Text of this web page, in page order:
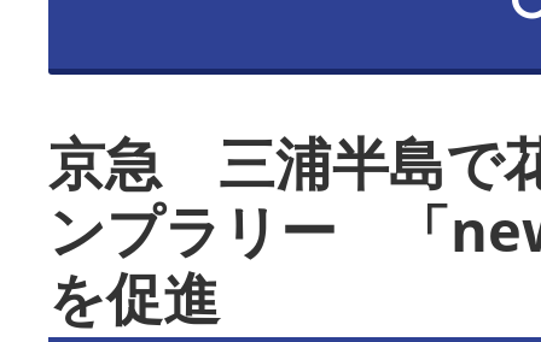
京急 三浦半島で
ンプラリー 「
を促進